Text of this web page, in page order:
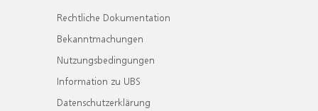
Rechtliche Dokumentation
Bekanntmachungen
Nutzungsbedingungen
Information zu UBS
Datenschutzerklärung